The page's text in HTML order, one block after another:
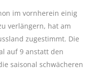
im vornherein einig
verlängern, hat am
zugestimmt. Die
auf 9 anstatt den
saisonal schwächeren